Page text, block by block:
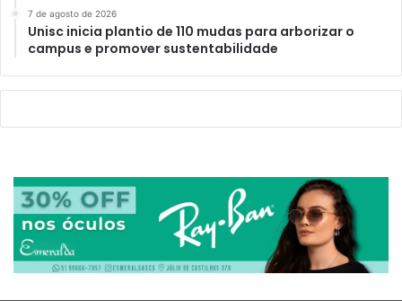
7 de agosto de 2026
Unisc inicia plantio de 110 mudas para arborizar o
campus e promover sustentabilidade